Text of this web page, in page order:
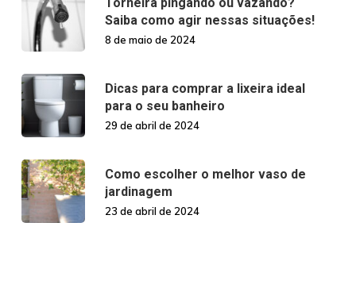
Saiba como agir nessas situações!
8 de maio de 2024
Dicas para comprar a lixeira ideal
para o seu banheiro
29 de abril de 2024
Como escolher o melhor vaso de
jardinagem
23 de abril de 2024